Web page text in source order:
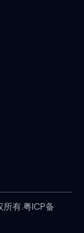
有.粤ICP备